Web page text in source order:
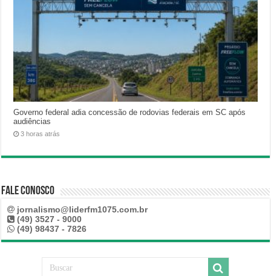
Governo federal adia concessão de rodovias federais em SC após
audiências
3 horas atrás
Fale Conosco
jornalismo@liderfm1075.com.br
(49) 3527 - 9000
(49) 98437 - 7826